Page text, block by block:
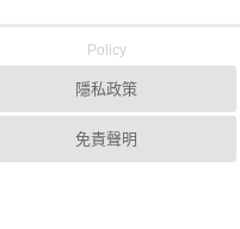
Policy
隱私政策
免責聲明